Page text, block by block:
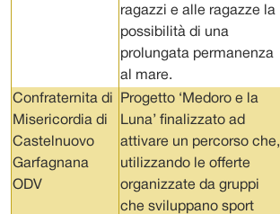
ragazzi e alle ragazze la
possibilità di una
prolungata permanenza
al mare.
Confraternita di
Misericordia di
Castelnuovo
Garfagnana
ODV
Progetto ‘Medoro e la
Luna’ finalizzato ad
attivare un percorso che,
utilizzando le offerte
organizzate da gruppi
che sviluppano sport